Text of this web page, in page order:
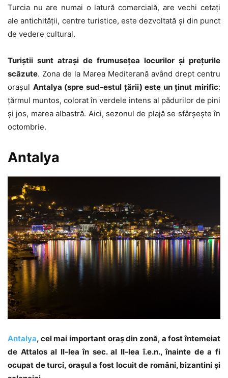
Turcia nu are numai o latură comercială, are vechi cetați
ale antichității, centre turistice, este dezvoltată și din punct
de vedere cultural.
Turiștii sunt atrași de frumusețea locurilor și prețurile
scăzute. Zona de la Marea Mediterană având drept centru
orașul Antalya (spre sud-estul țării) este un ținut mirific:
țărmul muntos, colorat în verdele intens al pădurilor de pini
și jos, marea albastră. Aici, sezonul de plajă se sfârșește în
octombrie.
Antalya
Antalya, cel mai important oraș din zonă, a fost întemeiat
de Attalos al II-lea în sec. al II-lea î.e.n., înainte de a fi
ocupat de turci, orașul a fost locuit de români, bizantini și